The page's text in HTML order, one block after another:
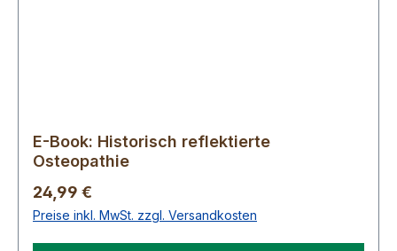
E-Book: Historisch reflektierte
Osteopathie
Regulärer Preis:
24,99 €
Preise inkl. MwSt. zzgl. Versandkosten